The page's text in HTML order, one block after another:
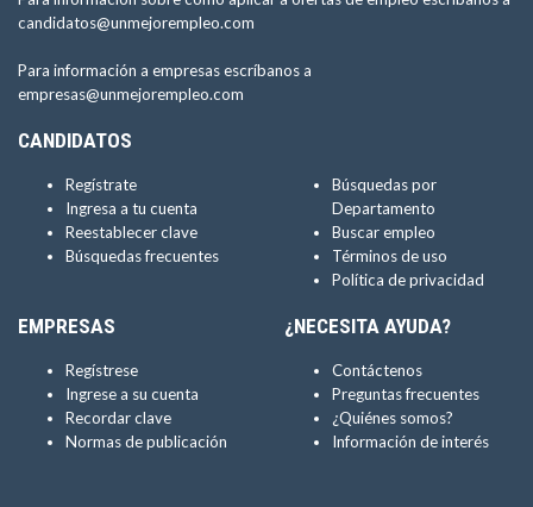
candidatos@unmejorempleo.com
Para información a empresas escríbanos a
empresas@unmejorempleo.com
CANDIDATOS
Regístrate
Ingresa a tu cuenta
Reestablecer clave
Búsquedas frecuentes
Búsquedas por
Departamento
Buscar empleo
Términos de uso
Política de privacidad
EMPRESAS
Regístrese
Ingrese a su cuenta
Recordar clave
Normas de publicación
¿NECESITA AYUDA?
Contáctenos
Preguntas frecuentes
¿Quiénes somos?
Información de interés